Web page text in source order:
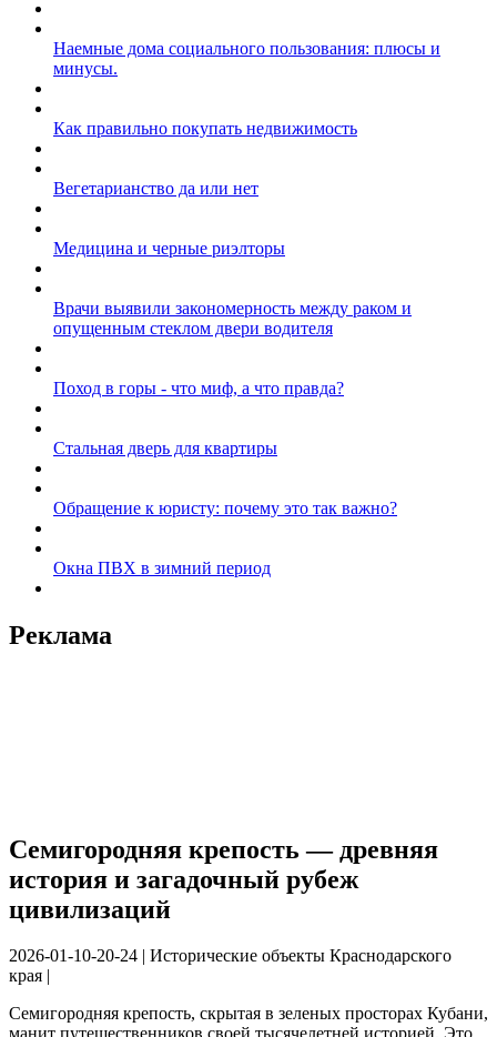
Наемные дома социального пользования: плюсы и
минусы.
Как правильно покупать недвижимость
Вегетарианство да или нет
Медицина и черные риэлторы
Врачи выявили закономерность между раком и
опущенным стеклом двери водителя
Поход в горы - что миф, а что правда?
Стальная дверь для квартиры
Обращение к юристу: почему это так важно?
Окна ПВХ в зимний период
Реклама
Семигородняя крепость — древняя
история и загадочный рубеж
цивилизаций
2026-01-10-20-24 | Исторические объекты Краснодарского
края |
Семигородняя крепость, скрытая в зеленых просторах Кубани,